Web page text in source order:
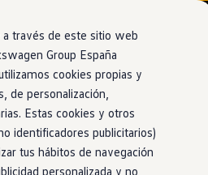
en stock
través de este sitio web
Group España
cookies propias y
de personalización,
Estas cookies y otros
identificadores publicitarios)
tus hábitos de navegación
personalizada y no